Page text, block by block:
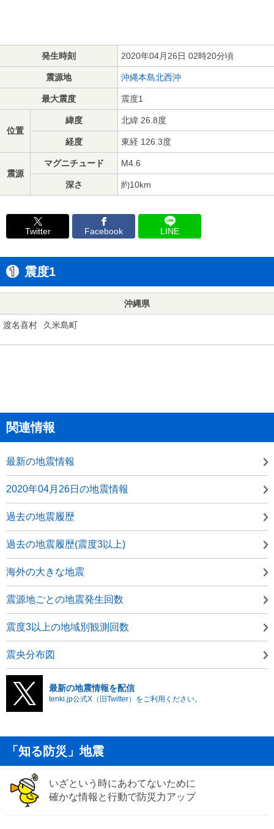
発生時刻 2020年04月26日 02時20分頃
震源地 沖縄本島北西沖
最大震度 震度1
位置
緯度 北緯 26.8度
経度 東経 126.3度
震源
マグニチュード M4.6
深さ 約10km
Twitter Facebook LINE
震度1
沖縄県
渡名喜村 久米島町
関連情報
最新の地震情報
2020年04月26日の地震情報
過去の地震履歴
過去の地震履歴(震度3以上)
海外の大きな地震
震源地ごとの地震発生回数
震度3以上の地域別観測回数
震央分布図
最新の地震情報を配信
tenki.jp公式X（旧Twitter）をご利用ください。
「知る防災」地震
いざという時にあわてないために
確かな情報と行動で防災力アップ